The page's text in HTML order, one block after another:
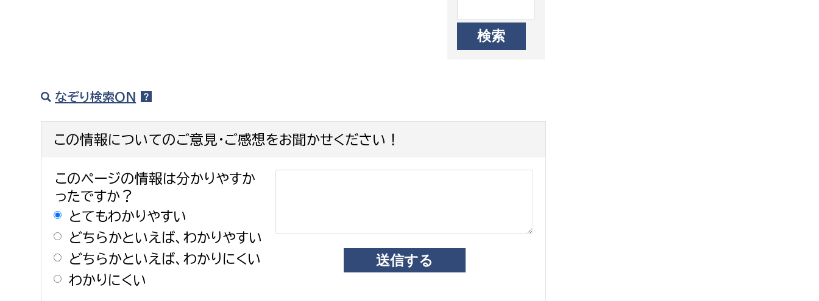
なぞり検索ON
この情報についてのご意見・ご感想をお聞かせください！
このページの情報は分かりやすか
ったですか？
とてもわかりやすい
どちらかといえば、わかりやすい
どちらかといえば、わかりにくい
わかりにくい